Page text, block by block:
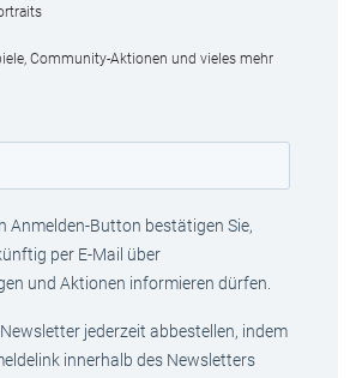
Community-Aktionen und vieles mehr
Anmelden-Button bestätigen Sie,
per E-Mail über
und Aktionen informieren dürfen.
jederzeit abbestellen, indem
innerhalb des Newsletters